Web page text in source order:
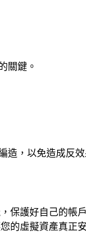
關鍵。
造，以免造成反效
護好自己的帳
的虛擬資產真正